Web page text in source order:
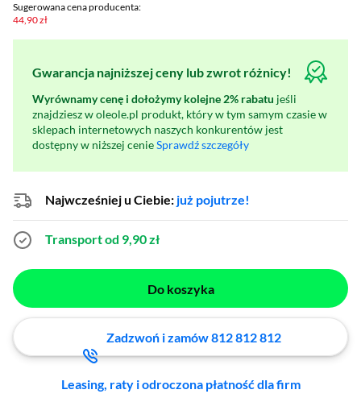
Sugerowana cena producenta:
44,90 zł
Gwarancja najniższej ceny lub zwrot różnicy!
Wyrównamy cenę i dołożymy kolejne 2% rabatu jeśli
znajdziesz w oleole.pl produkt, który w tym samym czasie w
sklepach internetowych naszych konkurentów jest
dostępny w niższej cenieSprawdź szczegóły
Najwcześniej u Ciebie: już pojutrze!
Transport od 9,90 zł
Do koszyka
Zadzwoń i zamów 812 812 812
Leasing, raty i odroczona płatność dla firm